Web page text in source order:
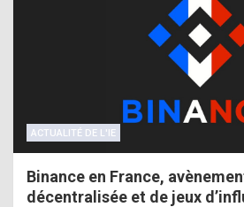
ACTUALITÉ DE L'IE
Binance en France,
décentralisée et de jeux